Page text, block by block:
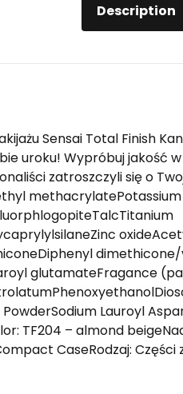
Description
Sensai Total Finish
uroku! Wypróbuj jakość
zatroszczyli się o
glutamateFragance
Lauroyl
TF204 – almond
CaseRodzaj: Części